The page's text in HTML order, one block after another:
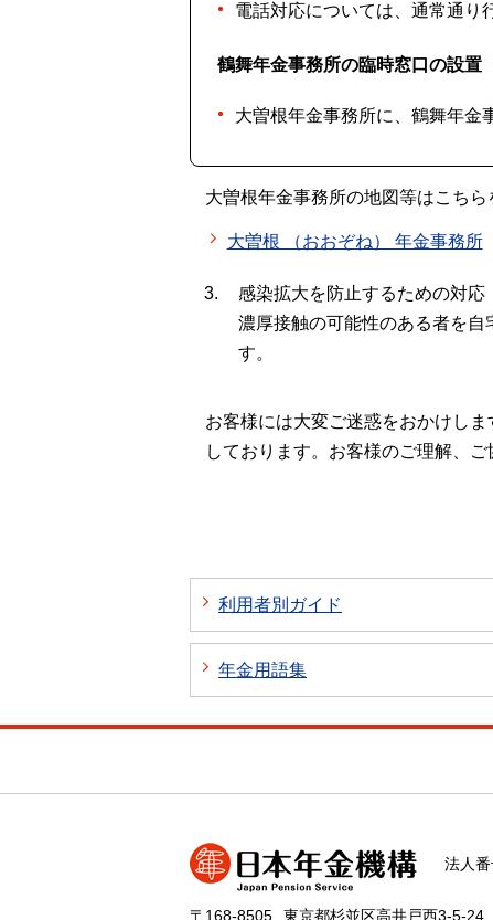
電話対応については、通常通り
鶴舞年金事務所の臨時窓口の設置
大曽根年金事務所に、鶴舞年金
大曽根年金事務所の地図等はこちら
大曽根 （おおぞね） 年金事務所
感染拡大を防止するための対応
濃厚接触の可能性のある者を自
す。
お客様には大変ご迷惑をおかけし
しております。お客様のご理解、ご
利用者別ガイド
年金用語集
法人
〒168-8505 東京都杉並区高井戸西3-5-24